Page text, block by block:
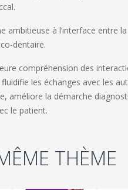
ambitieuse à l’interface entre
dentaire.
compréhension des
les échanges avec les
améliore la démarche
le patient.
THÈME